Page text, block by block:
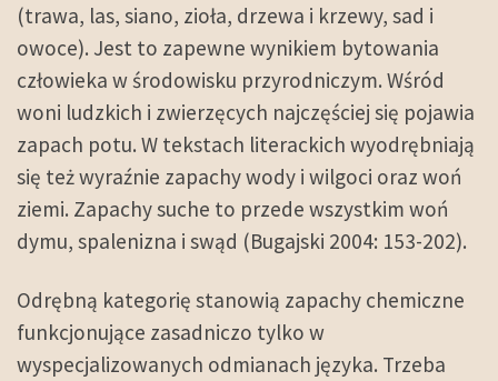
(trawa, las, siano, zioła, drzewa i krzewy, sad i
owoce). Jest to zapewne wynikiem bytowania
człowieka w środowisku przyrodniczym. Wśród
woni ludzkich i zwierzęcych najczęściej się pojawia
zapach potu. W tekstach literackich wyodrębniają
się też wyraźnie zapachy wody i wilgoci oraz woń
ziemi. Zapachy suche to przede wszystkim woń
dymu, spalenizna i swąd (Bugajski 2004: 153-202).
Odrębną kategorię stanowią zapachy chemiczne
funkcjonujące zasadniczo tylko w
wyspecjalizowanych odmianach języka. Trzeba